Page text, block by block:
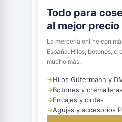
Todo para
al mejor precio
La mercería online con
España. Hilos, botones,
mucho más.
→Hilos Gütermann y
→Botones y cremalleras
→Encajes y cintas
→Agujas y accesorios